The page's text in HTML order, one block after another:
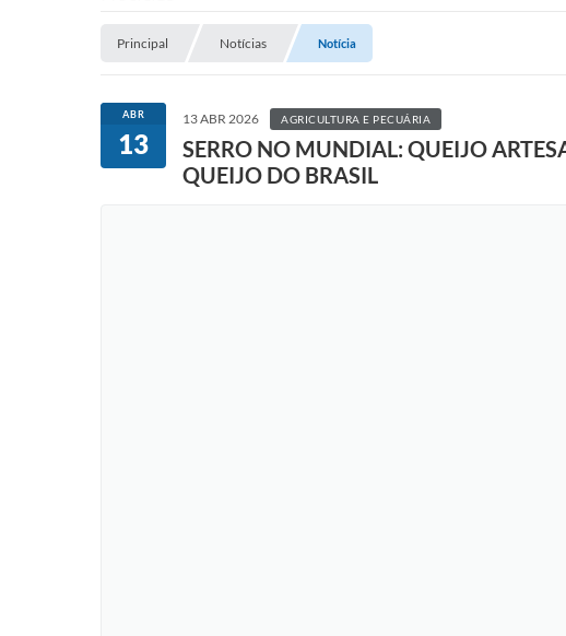
Principal Notícias Notícia
ABR
13
13 ABR 2026 AGRICULTURA E PECUÁRIA
SERRO NO MUNDIAL: QUEIJO
QUEIJO DO BRASIL